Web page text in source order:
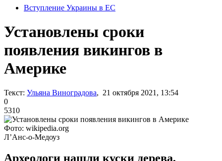
Вступление Украины в ЕС
Установлены сроки
появления викингов в
Америке
Текст: Ульяна Виноградова, 21 октября 2021, 13:54
0
5310
Фото: wikipedia.org
Л’Анс-о-Медоуз
Археологи нашли куски дерева,